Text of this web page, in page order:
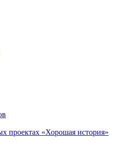
проектах «Хорошая история»